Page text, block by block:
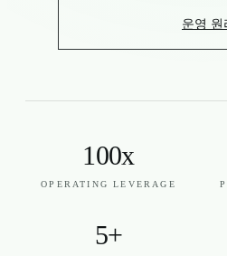
운영 원
100x
OPERATING LEVERAGE
5+